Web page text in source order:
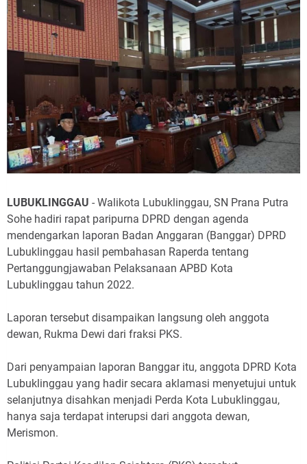
LUBUKLINGGAU - Walikota Lubuklinggau, SN Prana Putra
Sohe hadiri rapat paripurna DPRD dengan agenda
mendengarkan laporan Badan Anggaran (Banggar) DPRD
Lubuklinggau hasil pembahasan Raperda tentang
Pertanggungjawaban Pelaksanaan APBD Kota
Lubuklinggau tahun 2022.
Laporan tersebut disampaikan langsung oleh anggota
dewan, Rukma Dewi dari fraksi PKS.
Dari penyampaian laporan Banggar itu, anggota DPRD Kota
Lubuklinggau yang hadir secara aklamasi menyetujui untuk
selanjutnya disahkan menjadi Perda Kota Lubuklinggau,
hanya saja terdapat interupsi dari anggota dewan,
Merismon.